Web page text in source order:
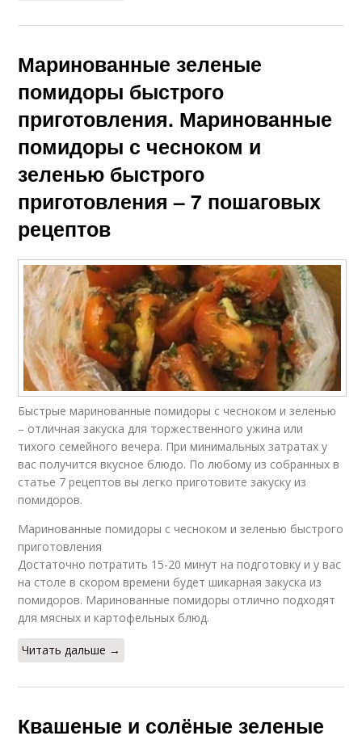
Маринованные зеленые
помидоры быстрого
приготовления. Маринованные
помидоры с чесноком и
зеленью быстрого
приготовления – 7 пошаговых
рецептов
Быстрые маринованные помидоры с чесноком и зеленью
– отличная закуска для торжественного ужина или
тихого семейного вечера. При минимальных затратах у
вас получится вкусное блюдо. По любому из собранных в
статье 7 рецептов вы легко приготовите закуску из
помидоров.
Маринованные помидоры с чесноком и зеленью быстрого
приготовления
Достаточно потратить 15-20 минут на подготовку и у вас
на столе в скором времени будет шикарная закуска из
помидоров. Маринованные помидоры отлично подходят
для мясных и картофельных блюд.
Читать дальше →
Квашеные и солёные зеленые